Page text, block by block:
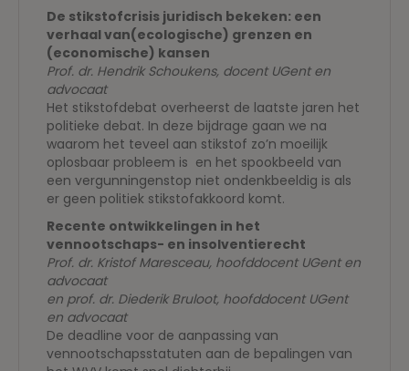
De stikstofcrisis juridisch bekeken: een
verhaal van(ecologische) grenzen en
(economische) kansen
Prof. dr. Hendrik Schoukens, docent UGent en
advocaat
Het stikstofdebat overheerst de laatste jaren het
politieke debat. In deze bijdrage gaan we na
waarom het teveel aan stikstof zo’n moeilijk
oplosbaar probleem is en het spookbeeld van
een vergunningenstop niet ondenkbeeldig is als
er geen politiek stikstofakkoord komt.
Recente ontwikkelingen in het
vennootschaps- en insolventierecht
Prof. dr. Kristof Maresceau, hoofddocent UGent en
advocaat
en prof. dr. Diederik Bruloot, hoofddocent UGent
en advocaat
De deadline voor de aanpassing van
vennootschapsstatuten aan de bepalingen van